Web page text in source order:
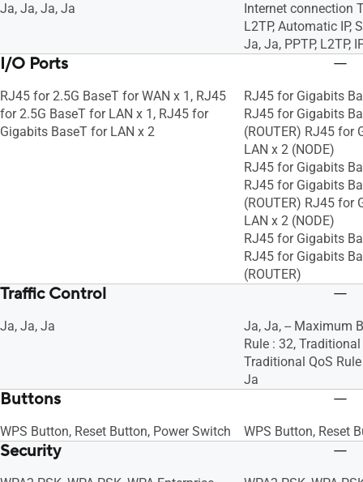
Ja, Ja, Ja, Ja
Internet connection
L2TP, Automatic IP,
Ja, Ja, PPTP, L2TP,
I/O Ports
RJ45 for 2.5G BaseT for WAN x 1, RJ45
for 2.5G BaseT for LAN x 1, RJ45 for
Gigabits BaseT for LAN x 2
RJ45 for Gigabits
RJ45 for Gigabits
(ROUTER) RJ45 for
LAN x 2 (NODE)
RJ45 for Gigabits
RJ45 for Gigabits
(ROUTER) RJ45 for
LAN x 2 (NODE)
RJ45 for Gigabits
RJ45 for Gigabits
(ROUTER)
Traffic Control
Ja, Ja, Ja
Ja, Ja, -- Maximum
Rule : 32,
Traditional QoS
Ja
Buttons
WPS Button, Reset Button, Power Switch WPS Button, Reset
Security